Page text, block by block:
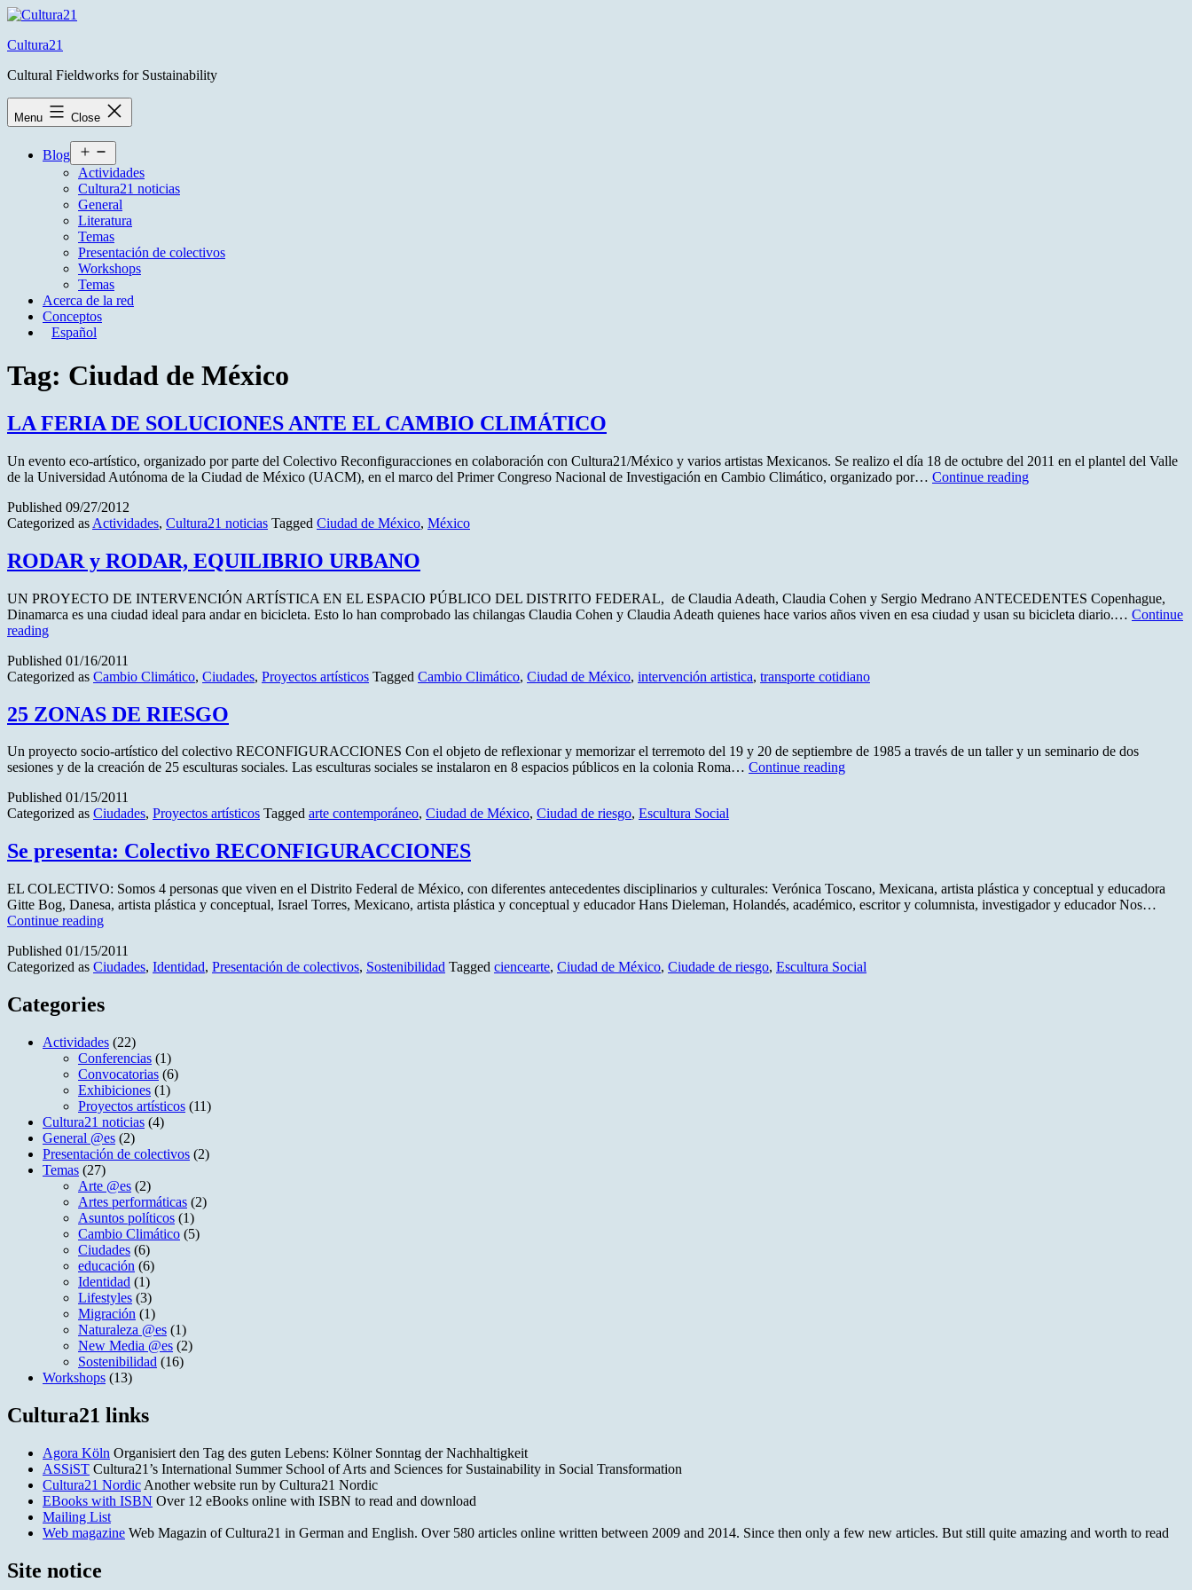
Skip
content
Cultura21
Cultural Fieldworks for Sustainability
Menu Close
Blog
menu
Actividades
Cultura21 noticias
General
Literatura
Temas
Presentación de colectivos
Workshops
Temas
Acerca de la red
Conceptos
Español
Tag: Ciudad de México
LA FERIA DE SOLUCIONES ANTE EL CAMBIO CLIMÁTICO
Un evento eco-artístico, organizado por parte del Colectivo Reconfiguracciones en colaboración con Cultura21/México y varios artistas Mexicanos. Se realizo el día 18 de octubre del 2011 en el plantel del Valle
de la Universidad Autónoma de la Ciudad de México (UACM), en el marco del Primer Congreso Nacional de Investigación en Cambio Climático, organizado por… Continue readingLA
Published 09/27/2012
Categorized as Actividades, Cultura21 noticias Tagged Ciudad de México, México
RODAR y RODAR, EQUILIBRIO URBANO
UN PROYECTO DE INTERVENCIÓN ARTÍSTICA EN EL ESPACIO PÚBLICO DEL DISTRITO FEDERAL, de Claudia Adeath, Claudia Cohen y Sergio Medrano ANTECEDENTES Copenhague,
Dinamarca es una ciudad ideal para andar en bicicleta. Esto lo han comprobado las chilangas Claudia Cohen y Claudia Adeath quienes hace varios años viven en esa ciudad y usan su bicicleta diario.… Continue
readingRODAR
RODAR,
EQUILIBRIO
Published 01/16/2011
Categorized as Cambio Climático, Ciudades, Proyectos artísticos Tagged Cambio Climático, Ciudad de México, intervención artistica, transporte cotidiano
25 ZONAS DE RIESGO
Un proyecto socio-artístico del colectivo RECONFIGURACCIONES Con el objeto de reflexionar y memorizar el terremoto del 19 y 20 de septiembre de 1985 a través de un taller y un seminario de dos
sesiones y de la creación de 25 esculturas sociales. Las esculturas sociales se instalaron en 8 espacios públicos en la colonia Roma… Continue reading25
Published 01/15/2011
Categorized as Ciudades, Proyectos artísticos Tagged arte contemporáneo, Ciudad de México, Ciudad de riesgo, Escultura Social
Se presenta: Colectivo RECONFIGURACCIONES
EL COLECTIVO: Somos 4 personas que viven en el Distrito Federal de México, con diferentes antecedentes disciplinarios y culturales: Verónica Toscano, Mexicana, artista plástica y conceptual y educadora
Gitte Bog, Danesa, artista plástica y conceptual, Israel Torres, Mexicano, artista plástica y conceptual y educador Hans Dieleman, Holandés, académico, escritor y columnista, investigador y educador Nos…
Continue readingSe
Colectivo
RECONFIGURACCIONES
Published 01/15/2011
Categorized as Ciudades, Identidad, Presentación de colectivos, Sostenibilidad Tagged ciencearte, Ciudad de México, Ciudade de riesgo, Escultura Social
Categories
Actividades (22)
Conferencias (1)
Convocatorias (6)
Exhibiciones (1)
Proyectos artísticos (11)
Cultura21 noticias (4)
General @es (2)
Presentación de colectivos (2)
Temas (27)
Arte @es (2)
Artes performáticas (2)
Asuntos políticos (1)
Cambio Climático (5)
Ciudades (6)
educación (6)
Identidad (1)
Lifestyles (3)
Migración (1)
Naturaleza @es (1)
New Media @es (2)
Sostenibilidad (16)
Workshops (13)
Cultura21 links
Agora Köln Organisiert den Tag des guten Lebens: Kölner Sonntag der Nachhaltigkeit
ASSiST Cultura21’s International Summer School of Arts and Sciences for Sustainability in Social Transformation
Cultura21 Nordic Another website run by Cultura21 Nordic
EBooks with ISBN Over 12 eBooks online with ISBN to read and download
Mailing List
Web magazine Web Magazin of Cultura21 in German and English. Over 580 articles online written between 2009 and 2014. Since then only a few new articles. But still quite amazing and worth to read
Site notice